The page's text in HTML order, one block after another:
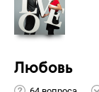
Любовь